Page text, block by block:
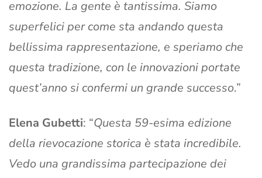
emozione. La gente è tantissima. Siamo
superfelici per come sta andando questa
bellissima rappresentazione, e speriamo che
questa tradizione, con le innovazioni portate
quest’anno si confermi un grande successo.”
Elena Gubetti: “Questa 59-esima edizione
della rievocazione storica è stata incredibile.
Vedo una grandissima partecipazione dei